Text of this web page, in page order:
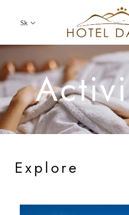
Sk
Explore